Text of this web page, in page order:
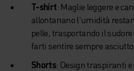
T-shirt: Maglie leggere e
allontanano l'umidità
pelle, trasportando il
farti sentire sempre asciutto
Shorts: Design traspiranti